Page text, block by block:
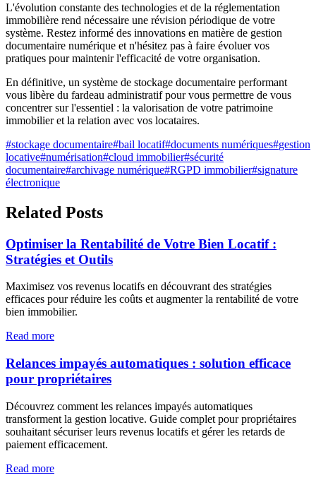
L'évolution constante des technologies et de la réglementation
immobilière rend nécessaire une révision périodique de votre
système. Restez informé des innovations en matière de gestion
documentaire numérique et n'hésitez pas à faire évoluer vos
pratiques pour maintenir l'efficacité de votre organisation.
En définitive, un système de stockage documentaire performant
vous libère du fardeau administratif pour vous permettre de vous
concentrer sur l'essentiel : la valorisation de votre patrimoine
immobilier et la relation avec vos locataires.
#stockage documentaire#bail locatif#documents numériques#gestion
locative#numérisation#cloud immobilier#sécurité
documentaire#archivage numérique#RGPD immobilier#signature
électronique
Related Posts
Optimiser la Rentabilité de Votre Bien Locatif :
Stratégies et Outils
Maximisez vos revenus locatifs en découvrant des stratégies
efficaces pour réduire les coûts et augmenter la rentabilité de votre
bien immobilier.
Read more
Relances impayés automatiques : solution efficace
pour propriétaires
Découvrez comment les relances impayés automatiques
transforment la gestion locative. Guide complet pour propriétaires
souhaitant sécuriser leurs revenus locatifs et gérer les retards de
paiement efficacement.
Read more